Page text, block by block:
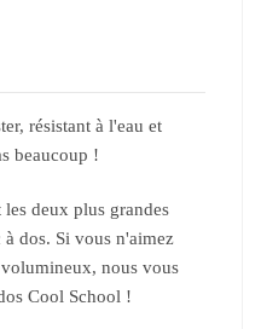
résistant à l'eau et
beaucoup !
deux plus grandes
à dos. Si vous n'aimez
volumineux, nous vous
Cool School !